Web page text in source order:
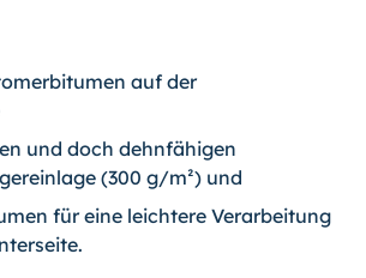
auf der
und doch dehnfähigen
(300 g/m²) und
für eine leichtere Verarbeitung